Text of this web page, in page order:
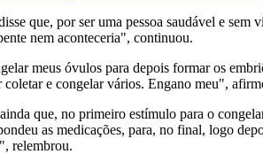
que, por ser uma pessoa saudável e
nem aconteceria", continuou.
meus óvulos para depois formar os
e congelar vários. Engano meu",
que, no primeiro estímulo para o
as medicações, para, no final, logo
relembrou.